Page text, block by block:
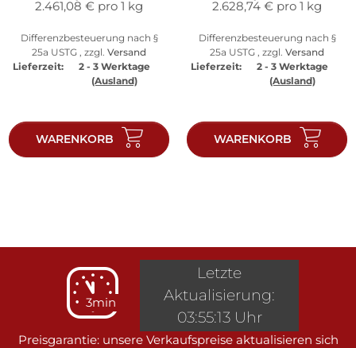
2.461,08 € pro 1 kg
Differenzbesteuerung nach §
25a USTG , zzgl. Versand
Lieferzeit:
2 - 3 Werktage
(Ausland)
WARENKORB
2.628,74 € pro 1 kg
Differenzbesteuerung nach §
25a USTG , zzgl. Versand
Lieferzeit:
2 - 3 Werktage
(Ausland)
WARENKORB
3min
Preisgarantie: unsere Verkaufspreise aktualisieren sich
Letzte
Aktualisierung:
03:55:13 Uhr